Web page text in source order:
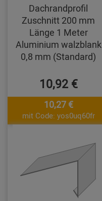
Dachrandprofil
Zuschnitt 200 mm
Länge 1 Meter
Aluminium walzblank
0,8 mm (Standard)
10,92 €
10,27 €
mit Code: yos0uq60fr